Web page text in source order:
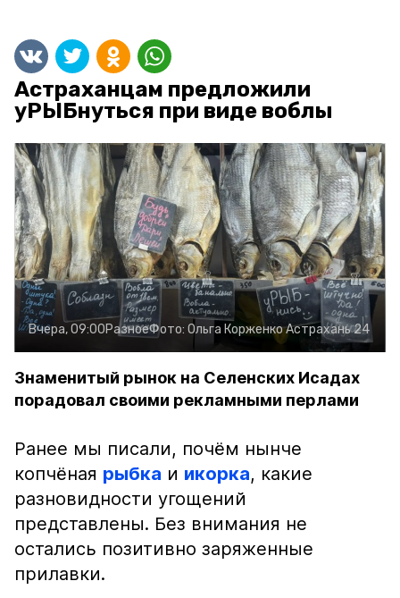
Астраханцам предложили
уРЫБнуться при виде воблы
Вчера, 09:00РазноеФото: Ольга КорженкоАстрахань 24
Знаменитый рынок на Селенских Исадах
порадовал своими рекламными перлами
Ранее мы писали, почём нынче
копчёная рыбка и икорка, какие
разновидности угощений
представлены. Без внимания не
остались позитивно заряженные
прилавки.